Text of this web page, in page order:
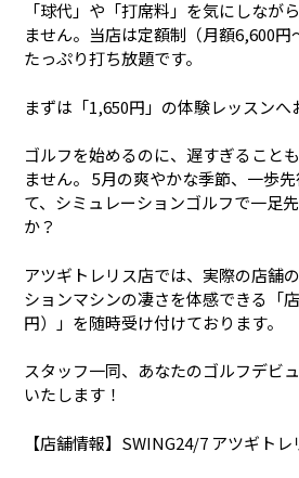
「球代」や「打席料」を気にしなが
ません。当店は定額制（月額6,600円
たっぷり打ち放題です。
まずは「1,650円」の体験レッスンへ
ゴルフを始めるのに、遅すぎること
ません。 5月の爽やかな季節、一歩
て、シミュレーションゴルフで一足
か？
アツギトレリス店では、実際の店舗
ションマシンの凄さを体感できる「
円）」を随時受け付けております。
スタッフ一同、あなたのゴルフデビ
いたします！
【店舗情報】SWING24/7 アツギトレ